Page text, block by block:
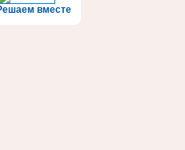
вместе